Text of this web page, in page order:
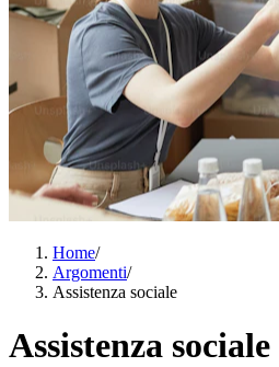
Home/
Argomenti/
Assistenza sociale
Assistenza sociale